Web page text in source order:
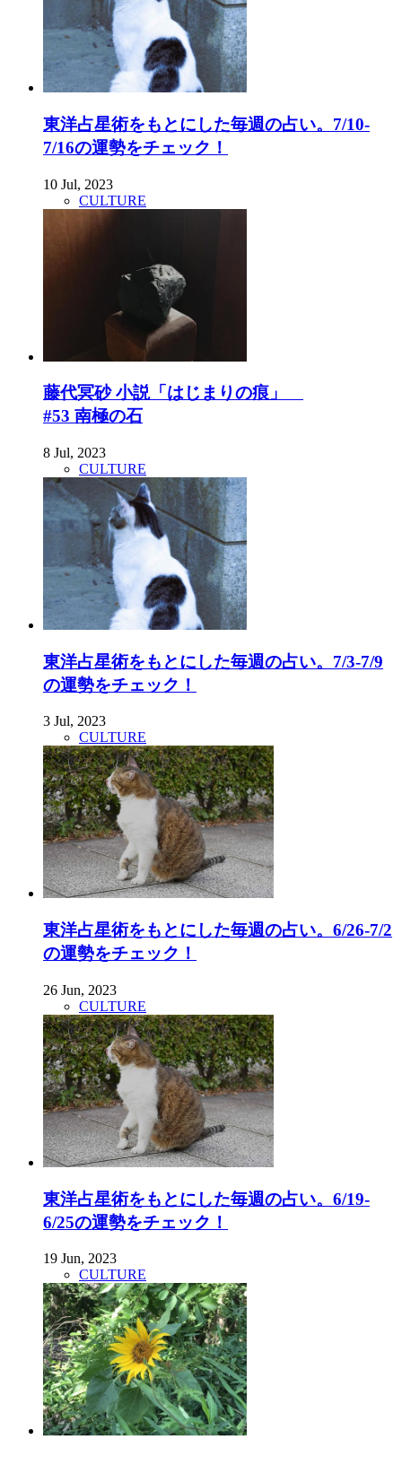
東洋占星術をもとにした毎週の占い。7/10-
7/16の運勢をチェック！
10 Jul, 2023
CULTURE
藤代冥砂 小説「はじまりの痕」
#53 南極の石
8 Jul, 2023
CULTURE
東洋占星術をもとにした毎週の占い。7/3-7/9
の運勢をチェック！
3 Jul, 2023
CULTURE
東洋占星術をもとにした毎週の占い。6/26-7/2
の運勢をチェック！
26 Jun, 2023
CULTURE
東洋占星術をもとにした毎週の占い。6/19-
6/25の運勢をチェック！
19 Jun, 2023
CULTURE